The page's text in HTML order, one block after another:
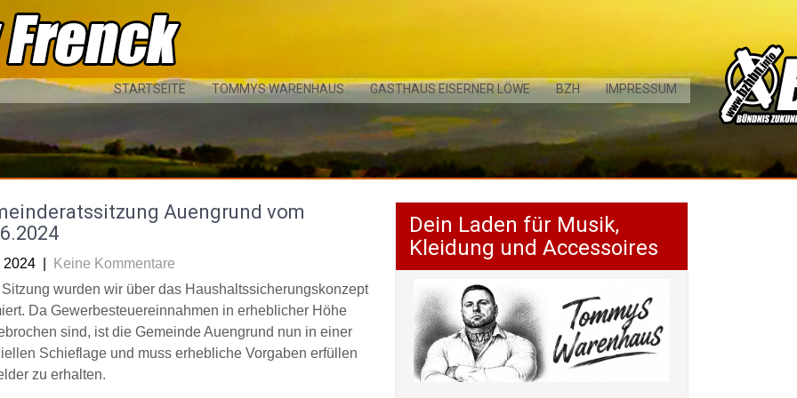
STARTSEITE TOMMYS WARENHAUS GASTHAUS EISERNER LÖWE BZH IMPRESSUM
Auengrund vom
2024
Keine Kommentare
Sitzung wurden wir über das Haushaltssicherungskonzept
Da Gewerbesteuereinnahmen in erheblicher Höhe
sind, ist die Gemeinde Auengrund nun in einer
Schieflage und muss erhebliche Vorgaben erfüllen
zu erhalten.
Dein Laden für Musik,
Kleidung und Accessoires